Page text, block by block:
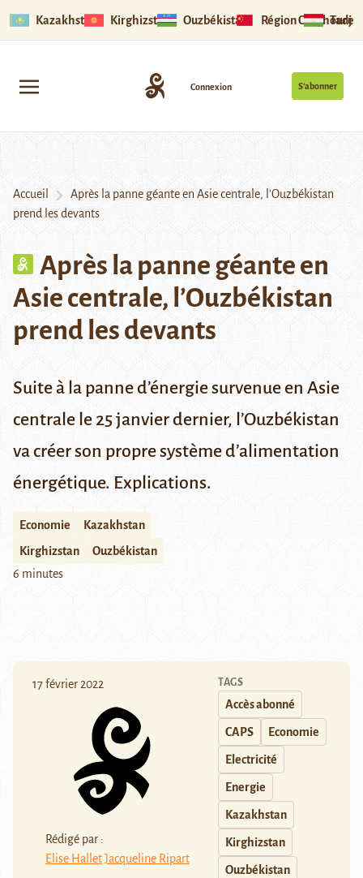
Kazakhstan Kirghizstan Ouzbékistan Région Ouïghoure
S’abonner
Connexion
Accueil
Après la panne géante en Asie centrale, l’Ouzbékistan
prend les devants
Après la panne géante en
Asie centrale, l’Ouzbékistan
prend les devants
Suite à la panne d’énergie survenue en Asie
centrale le 25 janvier dernier, l’Ouzbékistan
va créer son propre système d’alimentation
énergétique. Explications.
Economie
Kazakhstan
Kirghizstan
Ouzbékistan
6 minutes
17 février 2022
Rédigé par :
Elise HalletJacqueline Ripart
TAGS
Accès abonné
CAPS Economie
Electricité
Energie
Kazakhstan
Kirghizstan
Ouzbékistan